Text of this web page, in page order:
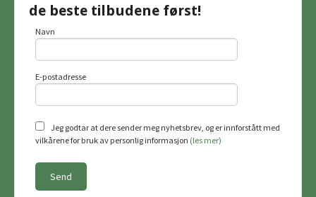
© Hagemo Jakt og Friluft AS
Vår nettbutikk bruker cookies slik at du
hovedsaklig til å lagre
innloggingsdetaljer og huske hva du
bruke siden som normalt om du godtar
de beste tilbudene først!
Navn
E-postadresse
Jeg godtar at dere sender meg nyhetsbrev, og er innforstått med
vilkårene for bruk av personlig informasjon (les mer)